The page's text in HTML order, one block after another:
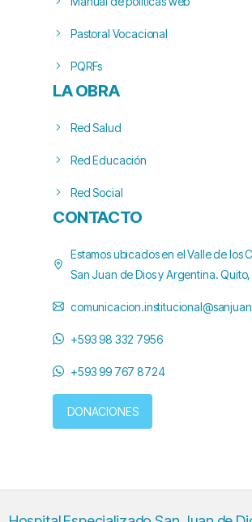
Pastoral Vocacional
PQRFs
LA OBRA
Red Salud
Red Educación
Red Social
CONTACTO
Estamos ubicados en el Valle de los
San Juan de Dios y Argentina.
+593 98 332 7956
+593 99 767 8724
DONACIONES